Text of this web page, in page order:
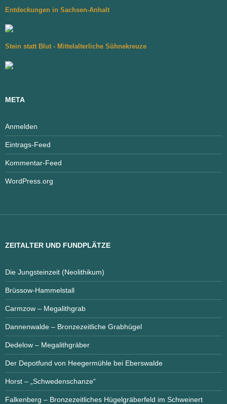
Entdeckungen in Sachsen-Anhalt
Stein statt Blut - Mittelalterliche Sühnekreuze
META
Anmelden
Eintrags-Feed
Kommentar-Feed
WordPress.org
ZEITALTER UND FUNDPLÄTZE
Die Jungsteinzeit (Neolithikum)
Brüssow-Hammelstall
Carmzow – Megalithgrab
Dannenwalde – Bronzezeitliche Grabhügel
Dedelow – Megalithgräber
Der Depotfund von Heegermühle bei Eberswalde
Horst – „Schwedenschanze“
Falkenberg – Bronzezeitliches Hügelgräberfeld im Schweinert